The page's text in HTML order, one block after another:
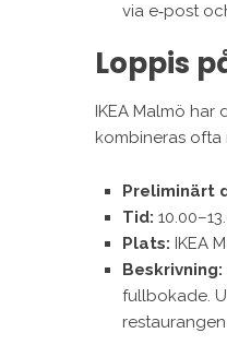
via e‑post
Loppis
IKEA Malmö
kombineras
Preliminärt
Tid:
Plats: IKEA
Beskrivning:
fullbokade.